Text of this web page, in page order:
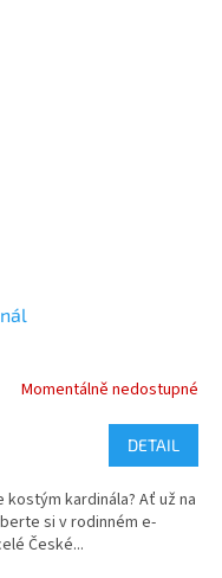
Momentálně nedostupné
DETAIL
kardinála? Ať už na
si v rodinném e-
České...